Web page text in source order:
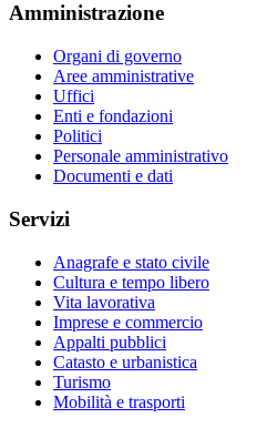
Amministrazione
Organi di governo
Aree amministrative
Uffici
Enti e fondazioni
Politici
Personale amministrativo
Documenti e dati
Servizi
Anagrafe e stato civile
Cultura e tempo libero
Vita lavorativa
Imprese e commercio
Appalti pubblici
Catasto e urbanistica
Turismo
Mobilità e trasporti